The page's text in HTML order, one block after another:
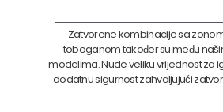
Zatvorene kombinacije sa
toboganom također su među
modelima. Nude veliku vrijednost za
dodatnu sigurnost zahvaljujući